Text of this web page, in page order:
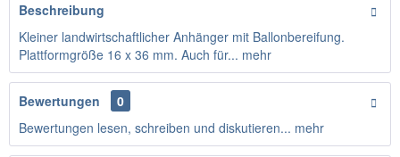
Beschreibung
Kleiner landwirtschaftlicher Anhänger mit Ballonbereifung.
Plattformgröße 16 x 36 mm. Auch für... mehr
Bewertungen
0
Bewertungen lesen, schreiben und diskutieren... mehr